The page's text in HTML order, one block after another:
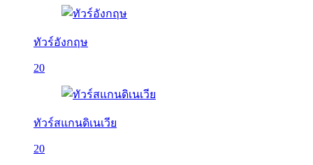
ทัวร์อังกฤษ
20
ทัวร์สแกนดิเนเวีย
20